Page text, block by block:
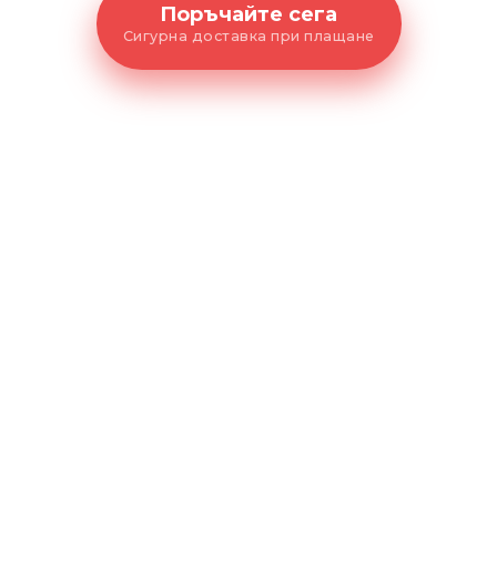
Поръчайте сега
Сигурна доставка при плащане